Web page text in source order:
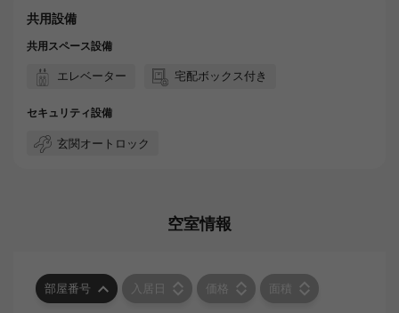
共用設備
共用スペース設備
エレベーター 宅配ボックス付き
セキュリティ設備
玄関オートロック
空室情報
部屋番号 入居日 価格 面積